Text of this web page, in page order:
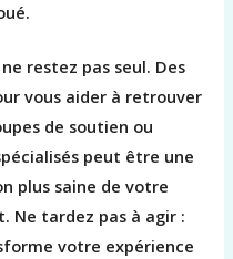
restez pas seul. Des
vous aider à retrouver
de soutien ou
peut être une
plus saine de votre
Ne tardez pas à agir :
votre expérience